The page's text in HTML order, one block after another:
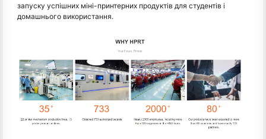
запуску успішних міні-принтерних продуктів для студентів і
домашнього використання.